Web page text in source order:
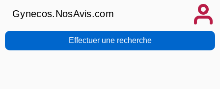
Gynecos.NosAvis.com
Effectuer une recherche